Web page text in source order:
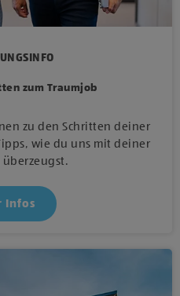
zum Traumjob
zu den Schritten deiner
wie du uns mit deiner
überzeugst.
Infos